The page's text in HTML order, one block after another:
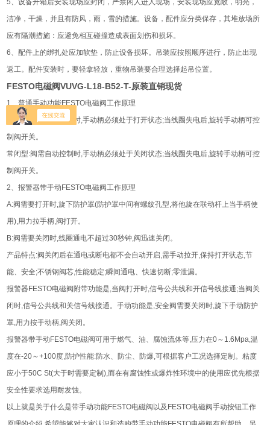
5、设备开箱后安装现场应封闭，严禁闲人进人现场，安装现场应宽敞，明亮，
洁净，干燥，并且有防风，雨，雪的措施。设备，配件应分类保存，其堆放场所
应有隔潮措施：应避免相互碰撞造成表面划伤和损坏。
6、配件上的绑扎处应加软垫，防止设备损坏。吊装应按照顺序进行，防止出现
返工。配件安装时，要轻拿轻放，重物吊装要合理选择起吊位置。
FESTO电磁阀VUVG-L18-B52-T-原装直销现货
1、普通手动功能FESTO电磁阀工作原理
常开式:阀需自动控制时,手动柄必须处于打开状态;当线圈失电后,旋转手动柄可控
制阀开关。
常闭型:阀需自动控制时,手动柄必须处于关闭状态;当线圈失电后,旋转手动柄可控
制阀开关。
2、报警器带手动FESTO电磁阀工作原理
A:阀需要打开时,旋下防护罩(防护罩中间有螺纹孔型,将他旋在联动杆上当手柄使
用),用力拉手柄,阀打开。
B:阀需要关闭时,线圈通电不超过30秒钟,阀迅速关闭。
产品特点:阀关闭后在通电或断电都不会自动开启,需手动拉开,保持打开状态,节
能、安全;不锈钢阀芯,性能稳定;瞬间通电、快速切断;零泄漏。
报警器FESTO电磁阀附带功能是,当阀打开时,信号公共线和开信号线接通;当阀关
闭时,信号公共线和关信号线接通。手动功能是,安全阀需要关闭时,旋下手动防护
罩,用力按手动柄,阀关闭。
报警器带手动FESTO电磁阀可用于燃气、油、腐蚀流体等,压力在0～1.6Mpa,温
度在-20～+100度,防护性能:防水、防尘、防爆,可根据客户工况选择定制。粘度
应小于50C St(大于时需要定制),而在有腐蚀性或爆炸性环境中的使用应优先根据
安全性要求选用耐发蚀。
以上就是关于什么是带手动功能FESTO电磁阀以及FESTO电磁阀手动按钮工作